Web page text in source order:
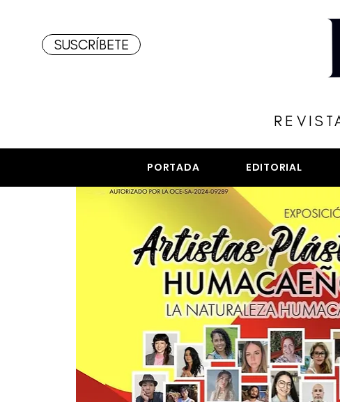
SUSCRÍBETE
PORTADA EDITORIAL